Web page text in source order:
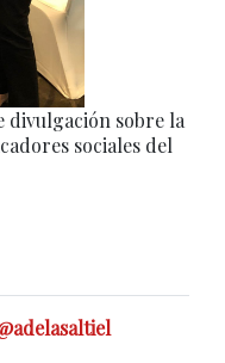
divulgación sobre la
sociales del